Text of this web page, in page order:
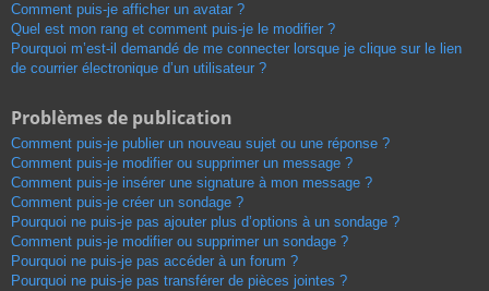
Comment puis-je afficher un avatar ?
Quel est mon rang et comment puis-je le modifier ?
Pourquoi m’est-il demandé de me connecter lorsque je clique sur le lien
de courrier électronique d’un utilisateur ?
Problèmes de publication
Comment puis-je publier un nouveau sujet ou une réponse ?
Comment puis-je modifier ou supprimer un message ?
Comment puis-je insérer une signature à mon message ?
Comment puis-je créer un sondage ?
Pourquoi ne puis-je pas ajouter plus d’options à un sondage ?
Comment puis-je modifier ou supprimer un sondage ?
Pourquoi ne puis-je pas accéder à un forum ?
Pourquoi ne puis-je pas transférer de pièces jointes ?